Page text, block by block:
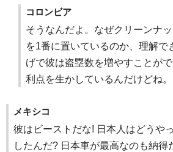
コロンビア
そうなんだよ。なぜクリーンナ
を1番に置いているのか、理解で
げで彼は盗塁数を増やすことが
利点を生かしているんだけどね。
メキシコ
彼はビーストだな! 日本人はどうや
したんだ? 日本車が最高なのも納得